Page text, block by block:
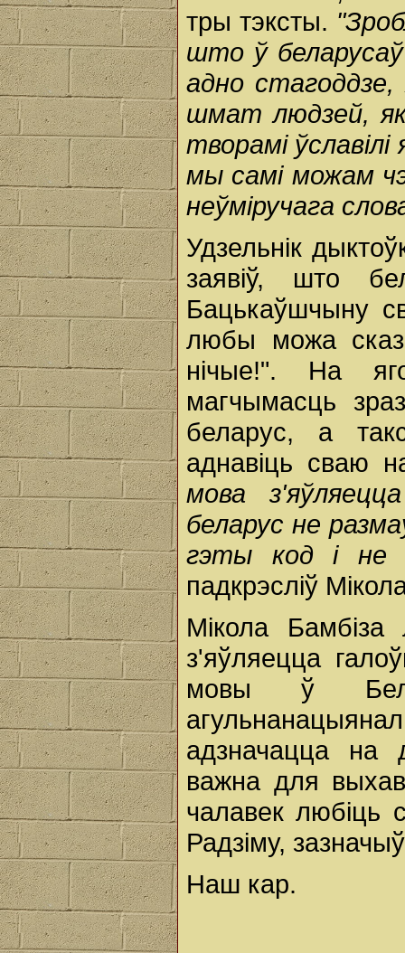
тры тэксты.
што ў
адно
шмат людзей,
творамі
мы самі можам
неўміручага
Удзельнік
заявіў, што
Бацькаўшчыну
любы можа
нічые!". На
магчымасць
беларус, а
аднавіць сваю
мова
беларус не
гэты код і не
падкрэсліў
Мікола
з'яўляецца
мовы ў
адзначацца на
важна для
чалавек любіць
Радзіму,
Наш кар.